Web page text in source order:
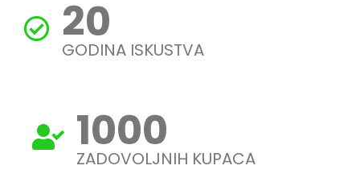
20
GODINA ISKUSTVA
1000
ZADOVOLJNIH KUPACA